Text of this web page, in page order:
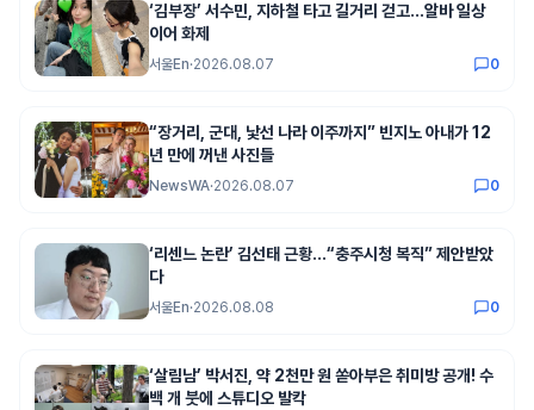
‘김부장’ 서수민, 지하철 타고 길거리 걷고…알바 일상
이어 화제
서울En·2026.08.07 0
“장거리, 군대, 낯선 나라 이주까지” 빈지노 아내가 12
년 만에 꺼낸 사진들
NewsWA·2026.08.07 0
‘리센느 논란’ 김선태 근황…“충주시청 복직” 제안받았
다
서울En·2026.08.08 0
‘살림남’ 박서진, 약 2천만 원 쏟아부은 취미방 공개! 수
백 개 붓에 스튜디오 발칵